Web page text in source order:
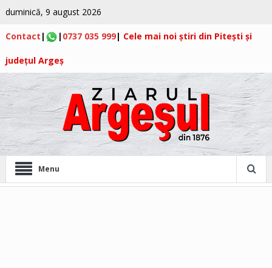
duminică, 9 august 2026
Contact | | 0737 035 999| Cele mai noi știri din Pitești și
județul Argeș
Menu